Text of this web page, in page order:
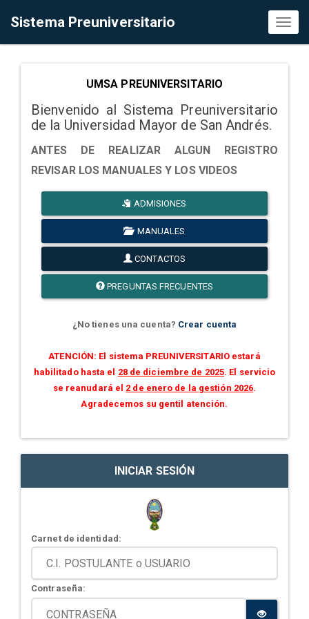
Sistema Preuniversitario
UMSA PREUNIVERSITARIO
Bienvenido al Sistema Preuniversitario
de la Universidad Mayor de San Andrés.
ANTES DE REALIZAR ALGUN REGISTRO
REVISAR LOS MANUALES Y LOS VIDEOS
ADMISIONES
MANUALES
CONTACTOS
PREGUNTAS FRECUENTES
¿No tienes una cuenta? Crear cuenta
ATENCIÓN: El sistema PREUNIVERSITARIO estará
habilitado hasta el 28 de diciembre de 2025. El servicio
se reanudará el 2 de enero de la gestión 2026.
Agradecemos su gentil atención.
INICIAR SESIÓN
Carnet de identidad:
Contraseña: